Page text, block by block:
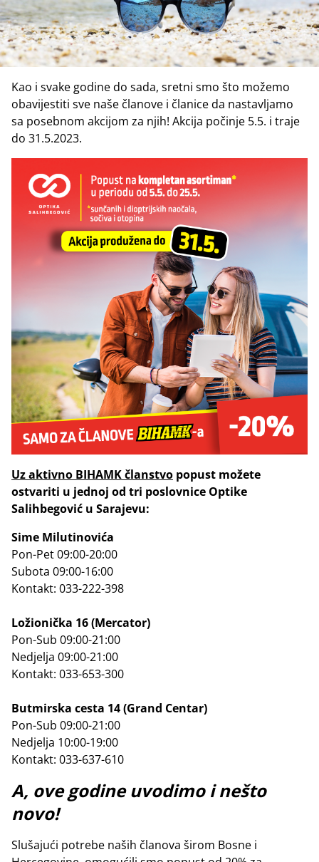
Kao i svake godine do sada, sretni smo što možemo
obavijestiti sve naše članove i članice da nastavljamo
sa posebnom akcijom za njih! Akcija počinje 5.5. i traje
do 31.5.2023.
Uz aktivno BIHAMK članstvo popust možete
ostvariti u jednoj od tri poslovnice Optike
Salihbegović u Sarajevu:
Sime Milutinovića
Pon-Pet 09:00-20:00
Subota 09:00-16:00
Kontakt: 033-222-398
Ložionička 16 (Mercator)
Pon-Sub 09:00-21:00
Nedjelja 09:00-21:00
Kontakt: 033-653-300
Butmirska cesta 14 (Grand Centar)
Pon-Sub 09:00-21:00
Nedjelja 10:00-19:00
Kontakt: 033-637-610
A, ove godine uvodimo i nešto
novo!
Slušajući potrebe naših članova širom Bosne i